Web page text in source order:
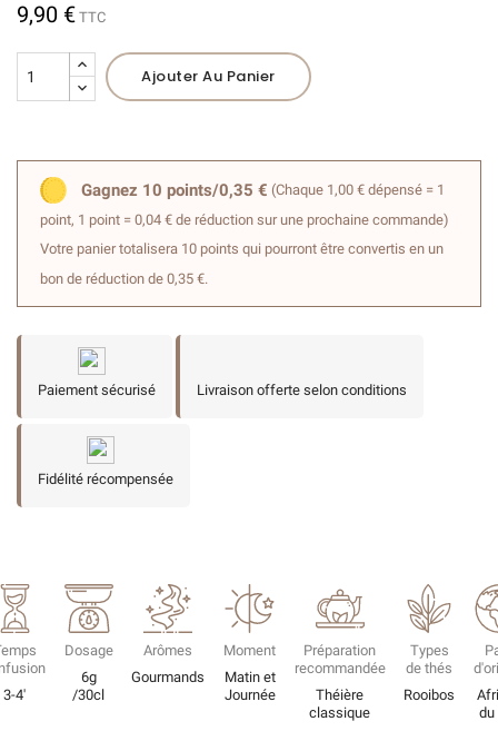
9,90 € TTC
Ajouter Au Panier
Gagnez 10 points/0,35 € (Chaque 1,00 € dépensé = 1
point, 1 point = 0,04 € de réduction sur une prochaine commande)
Votre panier totalisera 10 points qui pourront être convertis en un
bon de réduction de 0,35 €.
Paiement sécurisé Livraison offerte selon conditions
Fidélité récompensée
3-4'
Dosage
6g
/30cl
Arômes
Gourmands
Moment
Matin et
Journée
Préparation
recommandée
Théière
classique
Types
de thés
Rooibos
du